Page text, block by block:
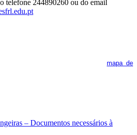
telefone 244890260 ou do email
mapa de
– Documentos necessários à